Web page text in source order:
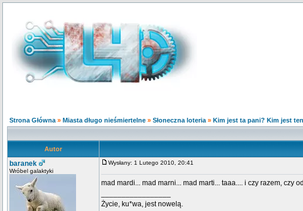
Strona Główna » Miasta długo nieśmiertelne » Słoneczna loteria » Kim jest ta pani? Kim jest
Autor
baranek
Wróbel galaktyki
Wysłany: 1 Lutego 2010, 20:41
mad mardi... mad marni... mad marti... taaa.... i czy razem, czy
Życie, ku*wa, jest nowelą.